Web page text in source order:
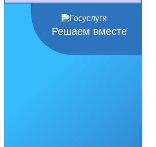
Решаем вместе